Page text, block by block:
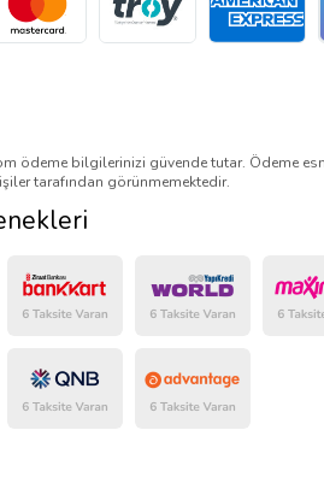
ödeme bilgilerinizi güvende tutar. Ödeme
tarafından görünmemektedir.